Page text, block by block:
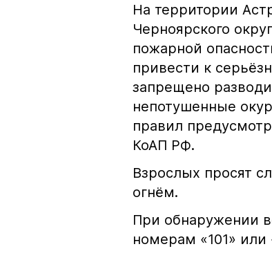
На территории
Черноярского
пожарной
привести к
запрещено
непотушенные
правил
КоАП РФ.
Взрослых просят
огнём.
При обнаружении
номерам «101» или